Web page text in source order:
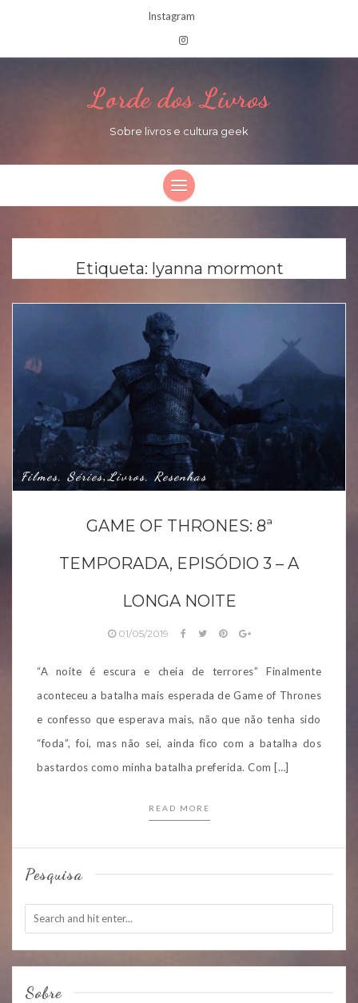
Instagram
Lorde dos Livros
Sobre livros e cultura geek
Etiqueta: lyanna mormont
Filmes, Séries,Livros, Resenhas
GAME OF THRONES: 8ª
TEMPORADA, EPISÓDIO 3 – A
LONGA NOITE
01/05/2019
“A noite é escura e cheia de terrores” Finalmente
aconteceu a batalha mais esperada de Game of Thrones
e confesso que esperava mais, não que não tenha sido
“foda”, foi, mas não sei, ainda fico com a batalha dos
bastardos como minha batalha preferida. Com […]
READ MORE
Pesquisa
Sobre